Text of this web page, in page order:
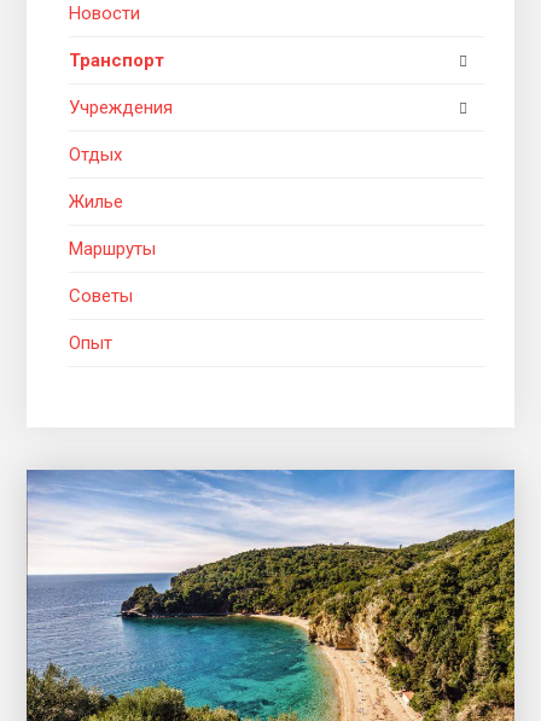
Новости
Транспорт
Учреждения
Отдых
Жилье
Маршруты
Советы
Опыт